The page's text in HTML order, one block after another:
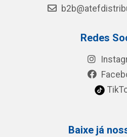
Redes
Baixe já